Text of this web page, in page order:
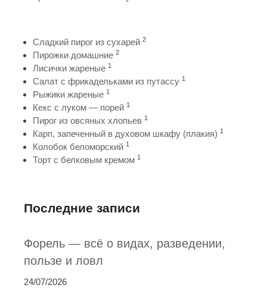
Сладкий пирог из сухарей 2
Пирожки домашние 2
Лисички жареные 1
Салат с фрикадельками из путассу 1
Рыжики жареные 1
Кекс с луком — порей 1
Пирог из овсяных хлопьев 1
Карп, запеченный в духовом шкафу (плакия) 1
Колобок беломорский 1
Торт с белковым кремом 1
Последние записи
Форель — всё о видах, разведении,
пользе и ловл
24/07/2026